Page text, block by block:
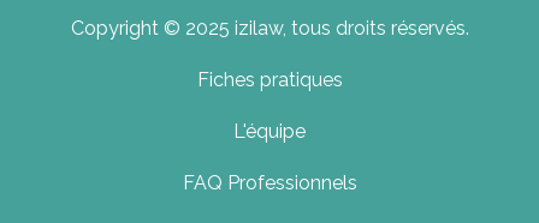
Copyright © 2025 izilaw, tous droits réservés.
Fiches pratiques
L'équipe
FAQ Professionnels